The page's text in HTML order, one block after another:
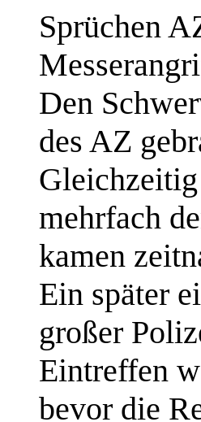
Sprüchen
Den
des AZ
mehrfach
kamen
Ein später
großer
Eintreffen
bevor die